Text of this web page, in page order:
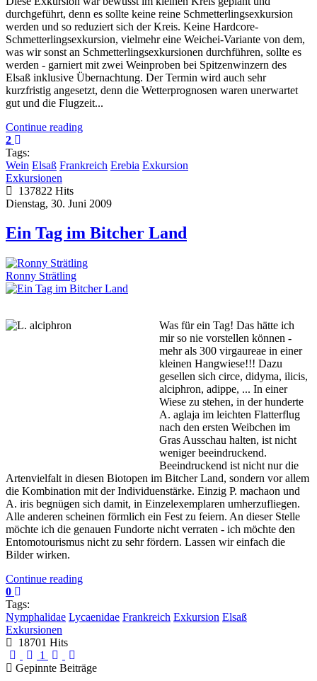
durchgeführt, denn es sollte keine reine Schmetterlingsexkursion
werden und so reduziert sich der Kreis. Keine Hardcore-
Schmetterlingsexkursion, vielmehr eine Weichei-Variante von dem,
was wir sonst an Schmetterlingsexkursionen durchführen, sollte es
werden - garniert mit zwei Weinproben bei Spitzenwinzern des
Elsaß inklusive Übernachtung. Der Termin wird auch sehr
kurzfristig angesetzt, denn die Wetterprognosen waren unerwartet
gut und die Flugzeit...
Continue reading
2
Tags:
Wein Elsaß Frankreich Erebia Exkursion
Exkursionen
137822 Hits
Dienstag, 30. Juni 2009
Ein Tag im Bitcher Land
Ronny Strätling
Was für ein Tag! Das hätte ich
mir so nie vorstellen können -
mehr als 300 virgaureae in einer
kleinen Hangwiese!!! Dazu
gesellen sich circe, didyma, ilicis,
alciphron, adippe, ... In einer
Wiese zu stehen, in der hunderte
A. aglaja im leichten Flatterflug
nach den ersten Weibchen im
Gras Ausschau halten, ist nicht
weniger beeindruckend.
Beeindruckend ist nicht nur die
Artenvielfalt in diesen Biotopen im Bitcher Land, sondern vor allem
die Kombination mit der Individuenstärke. Einzig P. machaon und
A. iris begnügen sich damit, in Einzelexemplaren umherzufliegen.
Alle anderen scheinen förmlich ein Fest zu feiern. An dieser Stelle
möchte ich die genauen Fundorte nicht verraten - ich möchte den
Entomotourismus nicht zu sehr fördern. Lassen wir einfach die
Bilder wirken.
Continue reading
0
Tags:
Nymphalidae Lycaenidae Frankreich Exkursion Elsaß
Exkursionen
18701 Hits
First Page
Previous Page
1 Next Page
Gepinnte Beiträge